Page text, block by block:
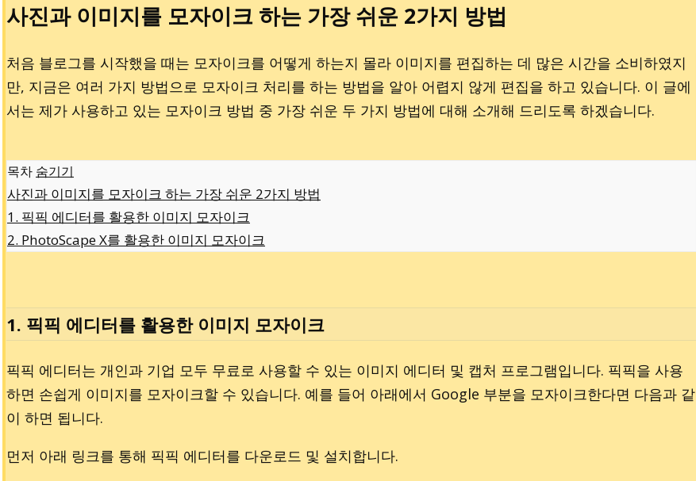
사진과 이미지를 모자이크 하는 가장 쉬운 2가지 방법
처음 블로그를 시작했을 때는 모자이크를 어떻게 하는지 몰라 이미지를 편집하는 데 많은 시간을 소비하였지
만, 지금은 여러 가지 방법으로 모자이크 처리를 하는 방법을 알아 어렵지 않게 편집을 하고 있습니다. 이 글에
서는 제가 사용하고 있는 모자이크 방법 중 가장 쉬운 두 가지 방법에 대해 소개해 드리도록 하겠습니다.
목차 숨기기
사진과 이미지를 모자이크 하는 가장 쉬운 2가지 방법
1. 픽픽 에디터를 활용한 이미지 모자이크
2. PhotoScape X를 활용한 이미지 모자이크
1. 픽픽 에디터를 활용한 이미지 모자이크
픽픽 에디터는 개인과 기업 모두 무료로 사용할 수 있는 이미지 에디터 및 캡처 프로그램입니다. 픽픽을 사용
하면 손쉽게 이미지를 모자이크할 수 있습니다. 예를 들어 아래에서 Google 부분을 모자이크한다면 다음과 같
이 하면 됩니다.
먼저 아래 링크를 통해 픽픽 에디터를 다운로드 및 설치합니다.